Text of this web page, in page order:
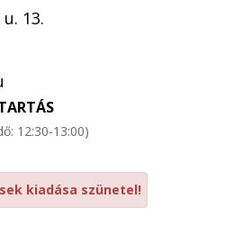
13.
12:30-13:00)
kiadása szünetel!